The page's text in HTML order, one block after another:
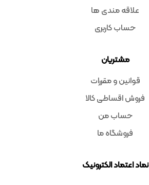
علاقه مندی ها
حساب کاربری
مشتریان
قوانین و مقررات
فروش اقساطی کالا
حساب من
فروشگاه ما
نماد اعتماد الکترونیک